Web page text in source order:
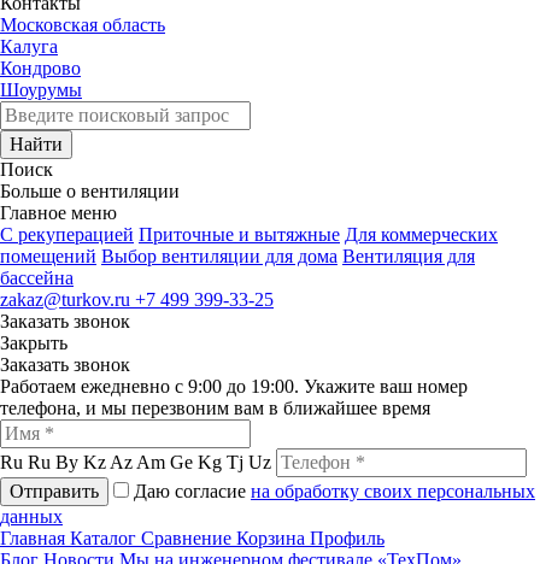
Московская область
Калуга
Кондрово
Шоурумы
Найти
Поиск
Больше о вентиляции
Главное меню
C рекуперацией Приточные и вытяжные Для коммерческих
помещений Выбор вентиляции для дома Вентиляция для
бассейна
zakaz@turkov.ru +7 499 399-33-25
Заказать звонок
Закрыть
Заказать звонок
Работаем ежедневно с 9:00 до 19:00. Укажите ваш номер
телефона, и мы перезвоним вам в ближайшее время
Ru Ru By Kz Az Am Ge Kg Tj Uz
Отправить
Даю согласие на обработку своих персональных
данных
Главная Каталог Сравнение Корзина Профиль
Блог Новости Мы на инженерном фестивале «ТехПом»